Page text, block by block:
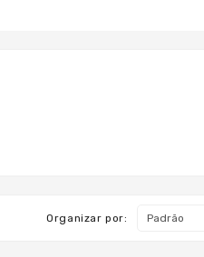
Organizar por: